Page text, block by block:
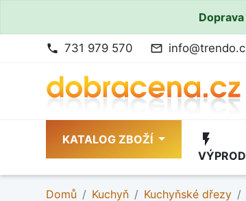
phone 731 979 570 mail_outline
KATALOG ZBOŽÍ flash_on
Domů Kuchyň Kuchyňské dřezy